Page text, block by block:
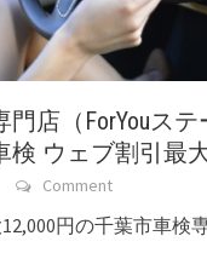
店（ForYouス
検 ウェブ割引最
Comment
円の千葉市車検